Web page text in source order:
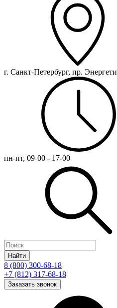
г. Санкт-Петербург, пр.
пн-пт, 09-00 - 17-00
Найти
8 (800) 300-68-18
+7 (812) 317-68-18
Заказать звонок